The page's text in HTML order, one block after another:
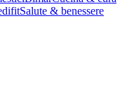
Salute & benessere